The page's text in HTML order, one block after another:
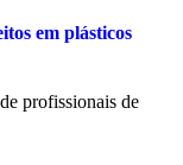
em plásticos
profissionais de